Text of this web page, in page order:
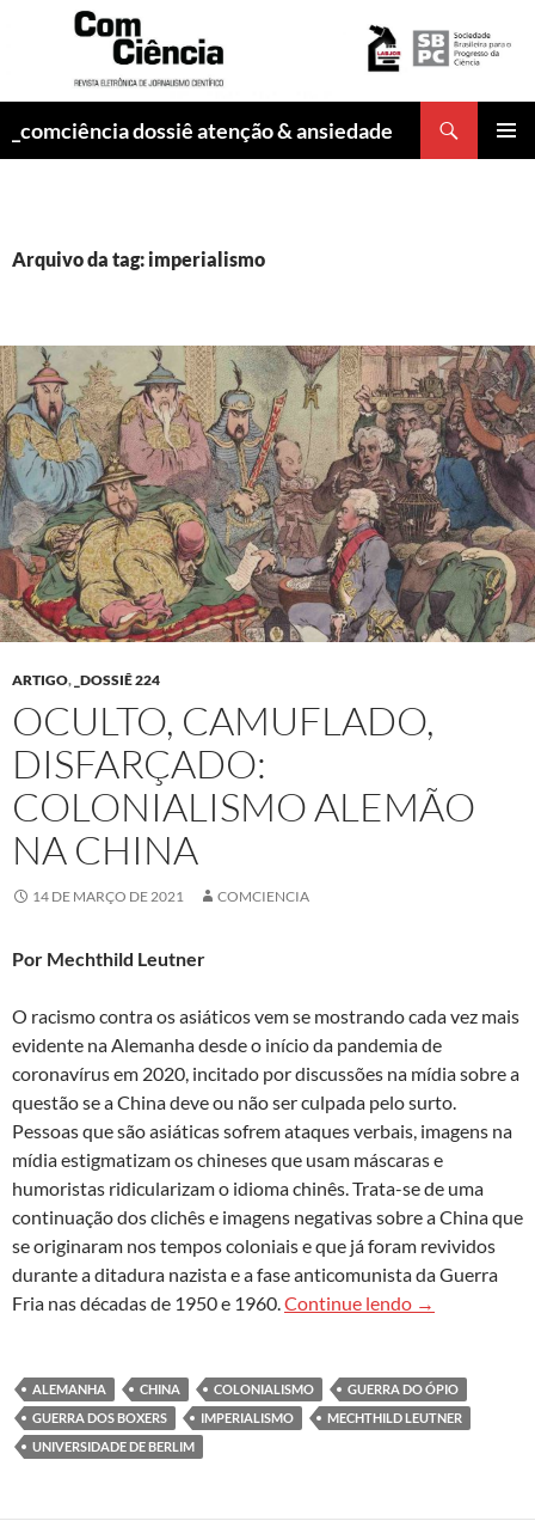
_comciência dossiê atenção & ansiedade
Arquivo da tag: imperialismo
ARTIGO, _DOSSIÊ 224
OCULTO, CAMUFLADO,
DISFARÇADO:
COLONIALISMO ALEMÃO
NA CHINA
14 DE MARÇO DE 2021 COMCIENCIA
Por Mechthild Leutner
O racismo contra os asiáticos vem se mostrando cada vez mais
evidente na Alemanha desde o início da pandemia de
coronavírus em 2020, incitado por discussões na mídia sobre a
questão se a China deve ou não ser culpada pelo surto.
Pessoas que são asiáticas sofrem ataques verbais, imagens na
mídia estigmatizam os chineses que usam máscaras e
humoristas ridicularizam o idioma chinês. Trata-se de uma
continuação dos clichês e imagens negativas sobre a China que
se originaram nos tempos coloniais e que já foram revividos
durante a ditadura nazista e a fase anticomunista da Guerra
Fria nas décadas de 1950 e 1960.Continue lendo Oculto,
→
ALEMANHA CHINA COLONIALISMO
GUERRA DO ÓPIO
GUERRA DOS BOXERS
IMPERIALISMO
MECHTHILD LEUTNER
UNIVERSIDADE DE BERLIM